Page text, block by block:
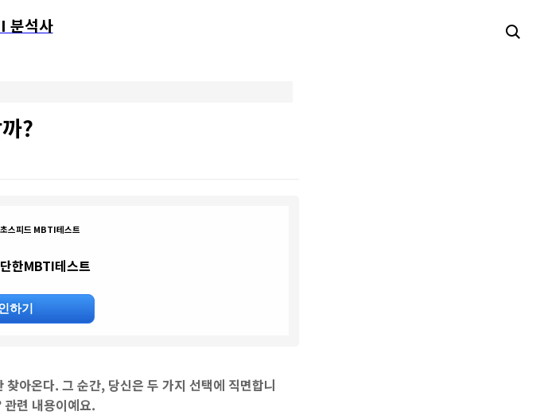
분석사
?
스피드 MBTI테스트
한MBTI테스트
하기
아온다. 그 순간, 당신은 두 가지 선택에 직면합니
관련 내용이예요.